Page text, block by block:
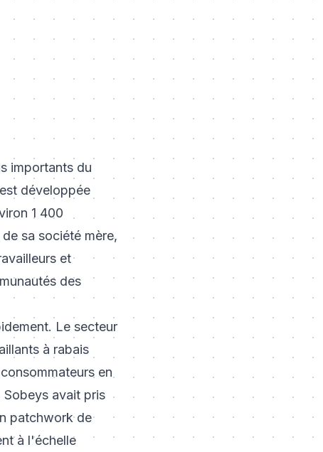
importants du
développée
1 400
sa société mère,
et
des
Le secteur
à rabais
en
avait pris
patchwork de
à l'échelle